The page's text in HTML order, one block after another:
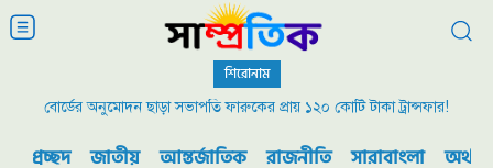
শিরোনাম
বোর্ডের অনুমোদন ছাড়া সভাপতি ফারুকের প্রায় ১২০ কোটি টাকা ট্রান্সফার!
প্রচ্ছদ জাতীয় আন্তর্জাতিক রাজনীতি সারাবাংলা